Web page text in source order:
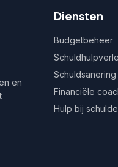
en
Diensten
Budgetbeheer
Schuldsanering
Financiële
Hulp bij